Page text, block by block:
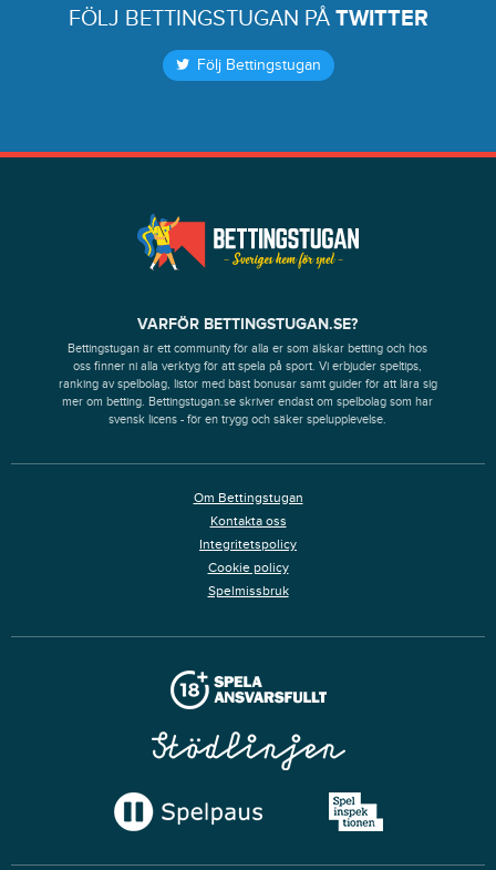
FÖLJ BETTINGSTUGAN PÅ TWITTER
Följ Bettingstugan
VARFÖR BETTINGSTUGAN.SE?
Bettingstugan är ett community för alla er som älskar betting och hos
oss finner ni alla verktyg för att spela på sport. Vi erbjuder speltips,
ranking av spelbolag, listor med bäst bonusar samt guider för att lära sig
mer om betting. Bettingstugan.se skriver endast om spelbolag som har
svensk licens - för en trygg och säker spelupplevelse.
Om Bettingstugan
Kontakta oss
Integritetspolicy
Cookie policy
Spelmissbruk